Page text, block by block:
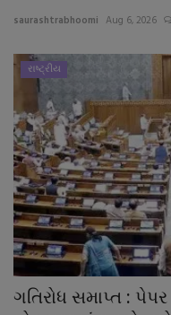
About Author
Contact
Dipotsav Special
આંતરરાષ્ટ્રીય
રાષ્ટ્રીય
ગુજરાત
જુનાગઢ
saurashtrabhoomi Aug 6, 2026
રાષ્ટ્રીય
ગતિરોધ સમાપ્ત :